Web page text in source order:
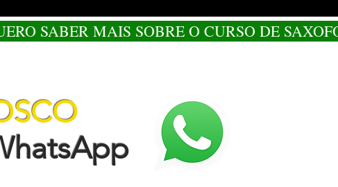
SABER MAIS SOBRE O CURSO DE